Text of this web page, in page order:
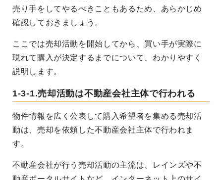
売り手をしてやるべきこともあるため、あらかじめ
確認しておきましょう。
ここでは売却活動を開始してから、買い手が実際に
現れて購入が決定するまでについて、わかりやすく
説明します。
1-3-1.売却活動は不動産会社主体で行われる
物件情報を広く公表して購入希望者を集める売却活
動は、売却を依頼した不動産会社主体で行われま
す。
不動産会社が行う売却活動の主流は、レインズや不